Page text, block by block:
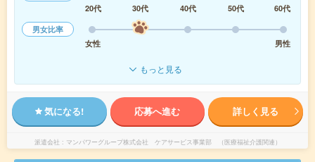
20代
30代 40代 50代
60代
男女比率
女性
男性
もっと見る
気になる! 応募へ進む 詳しく見る
派遣会社 マンパワーグループ株式会社 ケアサービス事業部 （医療福祉介護関連）